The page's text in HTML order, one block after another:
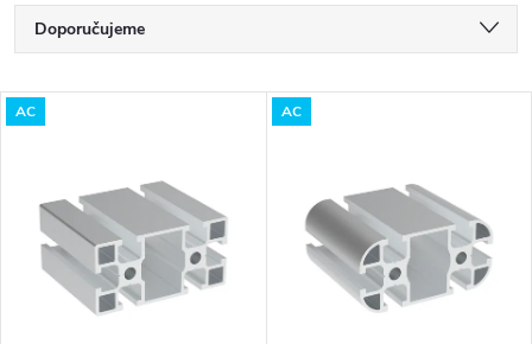
Ř
a
Doporučujeme
Nejdražší
Abecedně
V
p
AC AC